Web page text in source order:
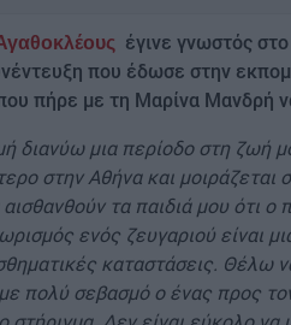
έγινε γνωστός
που έδωσε στην
πήρε με τη Μαρίνα Μανδρή
διανύω μια περίοδο στη
στην Αθήνα και
τα παιδιά μου ότι ο
ενός ζευγαριού είναι
καταστάσεις. Θέλω
με πολύ σεβασμό ο ένας προς